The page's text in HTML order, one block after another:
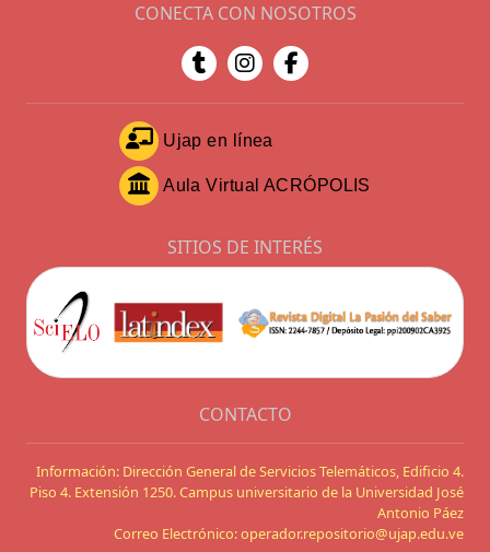
CONECTA CON NOSOTROS
Ujap en línea
Aula Virtual ACRÓPOLIS
SITIOS DE INTERÉS
CONTACTO
Información: Dirección General de Servicios Telemáticos, Edificio 4.
Piso 4. Extensión 1250. Campus universitario de la Universidad José
Antonio Páez
Correo Electrónico: operador.repositorio@ujap.edu.ve